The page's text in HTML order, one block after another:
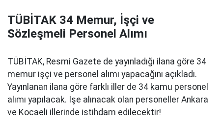
TÜBİTAK 34 Memur, İşçi ve
Sözleşmeli Personel Alımı
TÜBİTAK, Resmi Gazete de yayınladığı ilana göre 34
memur işçi ve personel alımı yapacağını açıkladı.
Yayınlanan ilana göre farklı iller de 34 kamu personel
alımı yapılacak. İşe alınacak olan personeller Ankara
ve Kocaeli illerinde istihdam edilecektir!